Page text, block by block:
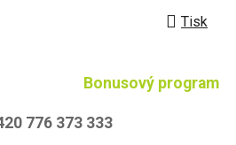
Tisk
Bonusový program
776 373 333